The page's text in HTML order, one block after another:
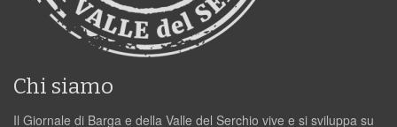
Chi siamo
Il Giornale di Barga e della Valle del Serchio vive e si sviluppa su